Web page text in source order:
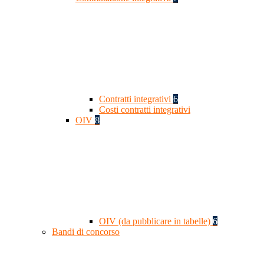
Contratti integrativi 6
Costi contratti integrativi
OIV 8
OIV (da pubblicare in tabelle) 6
Bandi di concorso